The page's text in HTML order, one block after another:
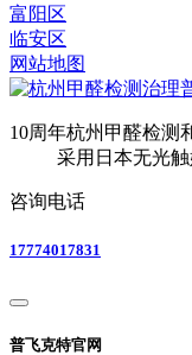
富阳区
临安区
网站地图
10周年杭州甲醛检测
采用日本无光
咨询电话
17774017831
普飞克特官网